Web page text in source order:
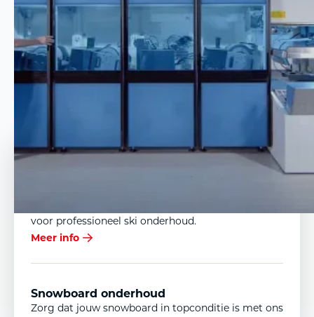
onze werkplaats en ontdek het bijbehorende
proces. Bekijk onze prijzen voor ski- en
snowboardonderhoud.
Maak een winkelafspraak
Ook zonder afspraak ben je van harte welkom in onze winkel.
voor professioneel ski onderhoud.
Meer info
Snowboard onderhoud
Zorg dat jouw snowboard in topconditie is met ons